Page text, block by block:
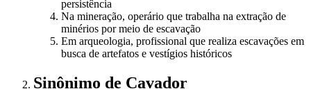
persistência
Na mineração, operário que trabalha na extração de
minérios por meio de escavação
Em arqueologia, profissional que realiza escavações em
busca de artefatos e vestígios históricos
Sinônimo de Cavador